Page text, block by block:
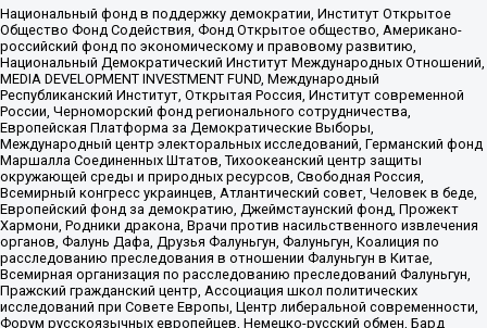
Национальный фонд в поддержку демократии, Институт Открытое
Общество Фонд Содействия, Фонд Открытое общество, Американо-
российский фонд по экономическому и правовому развитию,
Национальный Демократический Институт Международных Отношений,
MEDIA DEVELOPMENT INVESTMENT FUND, Международный
Республиканский Институт, Открытая Россия, Институт современной
России, Черноморский фонд регионального сотрудничества,
Европейская Платформа за Демократические Выборы,
Международный центр электоральных исследований, Германский фонд
Маршалла Соединенных Штатов, Тихоокеанский центр защиты
окружающей среды и природных ресурсов, Свободная Россия,
Всемирный конгресс украинцев, Атлантический совет, Человек в беде,
Европейский фонд за демократию, Джеймстаунский фонд, Прожект
Хармони, Родники дракона, Врачи против насильственного извлечения
органов, Фалунь Дафа, Друзья Фалуньгун, Фалуньгун, Коалиция по
расследованию преследования в отношении Фалуньгун в Китае,
Всемирная организация по расследованию преследований Фалуньгун,
Пражский гражданский центр, Ассоциация школ политических
исследований при Совете Европы, Центр либеральной современности,
Форум русскоязычных европейцев, Немецко-русский обмен, Бард